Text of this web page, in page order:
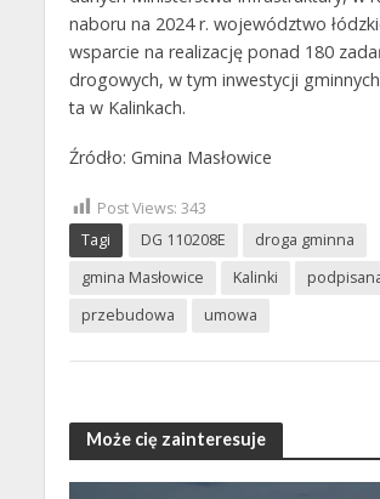
naboru na 2024 r. województwo
wsparcie na realizację ponad 180
drogowych, w tym inwestycji
ta w Kalinkach.
Źródło: Gmina Masłowice
Post Views: 343
Tagi
DG 110208E
droga gminna
gmina Masłowice
Kalinki
przebudowa
umowa
Może cię zainteresuje